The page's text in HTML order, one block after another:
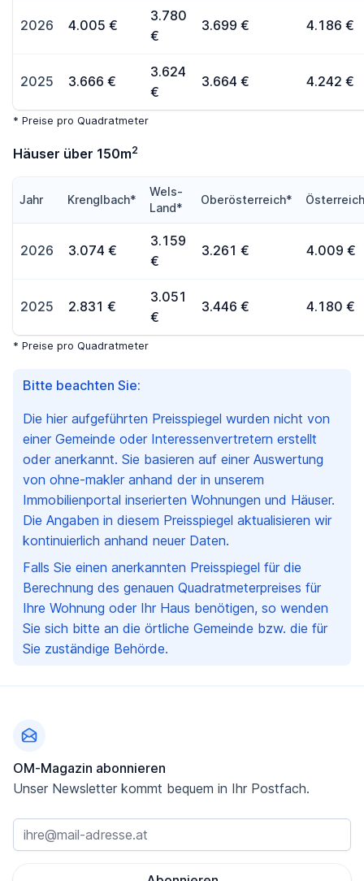
Bitte beachten Sie:
Die hier aufgeführten Preisspiegel wurden nicht von
einer Gemeinde oder Interessenvertretern erstellt
oder anerkannt. Sie basieren auf einer Auswertung
von ohne-makler anhand der in unserem
Immobilienportal inserierten Wohnungen und Häuser.
Die Angaben in diesem Preisspiegel aktualisieren wir
kontinuierlich anhand neuer Daten.
Falls Sie einen anerkannten Preisspiegel für die
Berechnung des genauen Quadratmeterpreises für
Ihre Wohnung oder Ihr Haus benötigen, so wenden
Sie sich bitte an die örtliche Gemeinde bzw. die für
Sie zuständige Behörde.
2026 4.005 €
3.780
€
3.699 € 4.186 €
2025 3.666 €
3.624
€
3.664 € 4.242 €
* Preise pro Quadratmeter
Häuser über 150m2
Jahr Krenglbach*
Wels-
Land*
Oberösterreich*
2026 3.074 €
3.159
€
3.261 € 4.009 €
2025 2.831 €
3.051
€
3.446 € 4.180 €
* Preise pro Quadratmeter
OM-Magazin abonnieren
Unser Newsletter kommt bequem in Ihr Postfach.